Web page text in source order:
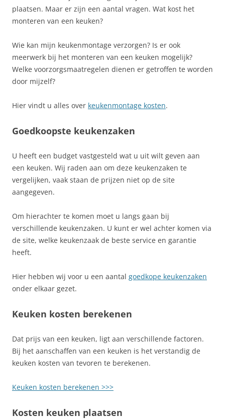
plaatsen. Maar er zijn een aantal vragen. Wat kost het
monteren van een keuken?
Wie kan mijn keukenmontage verzorgen? Is er ook
meerwerk bij het monteren van een keuken mogelijk?
Welke voorzorgsmaatregelen dienen er getroffen te worden
door mijzelf?
Hier vindt u alles over keukenmontage kosten.
Goedkoopste keukenzaken
U heeft een budget vastgesteld wat u uit wilt geven aan
een keuken. Wij raden aan om deze keukenzaken te
vergelijken, vaak staan de prijzen niet op de site
aangegeven.
Om hierachter te komen moet u langs gaan bij
verschillende keukenzaken. U kunt er wel achter komen via
de site, welke keukenzaak de beste service en garantie
heeft.
Hier hebben wij voor u een aantal goedkope keukenzaken
onder elkaar gezet.
Keuken kosten berekenen
Dat prijs van een keuken, ligt aan verschillende factoren.
Bij het aanschaffen van een keuken is het verstandig de
keuken kosten van tevoren te berekenen.
Keuken kosten berekenen >>>
Kosten keuken plaatsen